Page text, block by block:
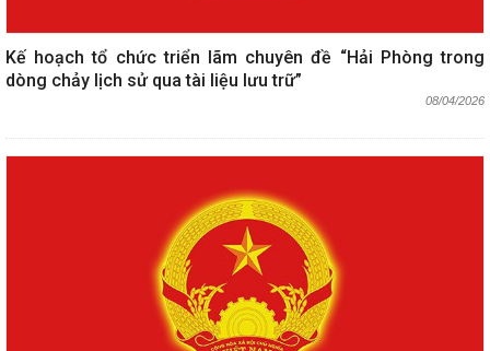
Kế hoạch tổ chức triển lãm chuyên đề “Hải Phòng trong
dòng chảy lịch sử qua tài liệu lưu trữ”
08/04/2026